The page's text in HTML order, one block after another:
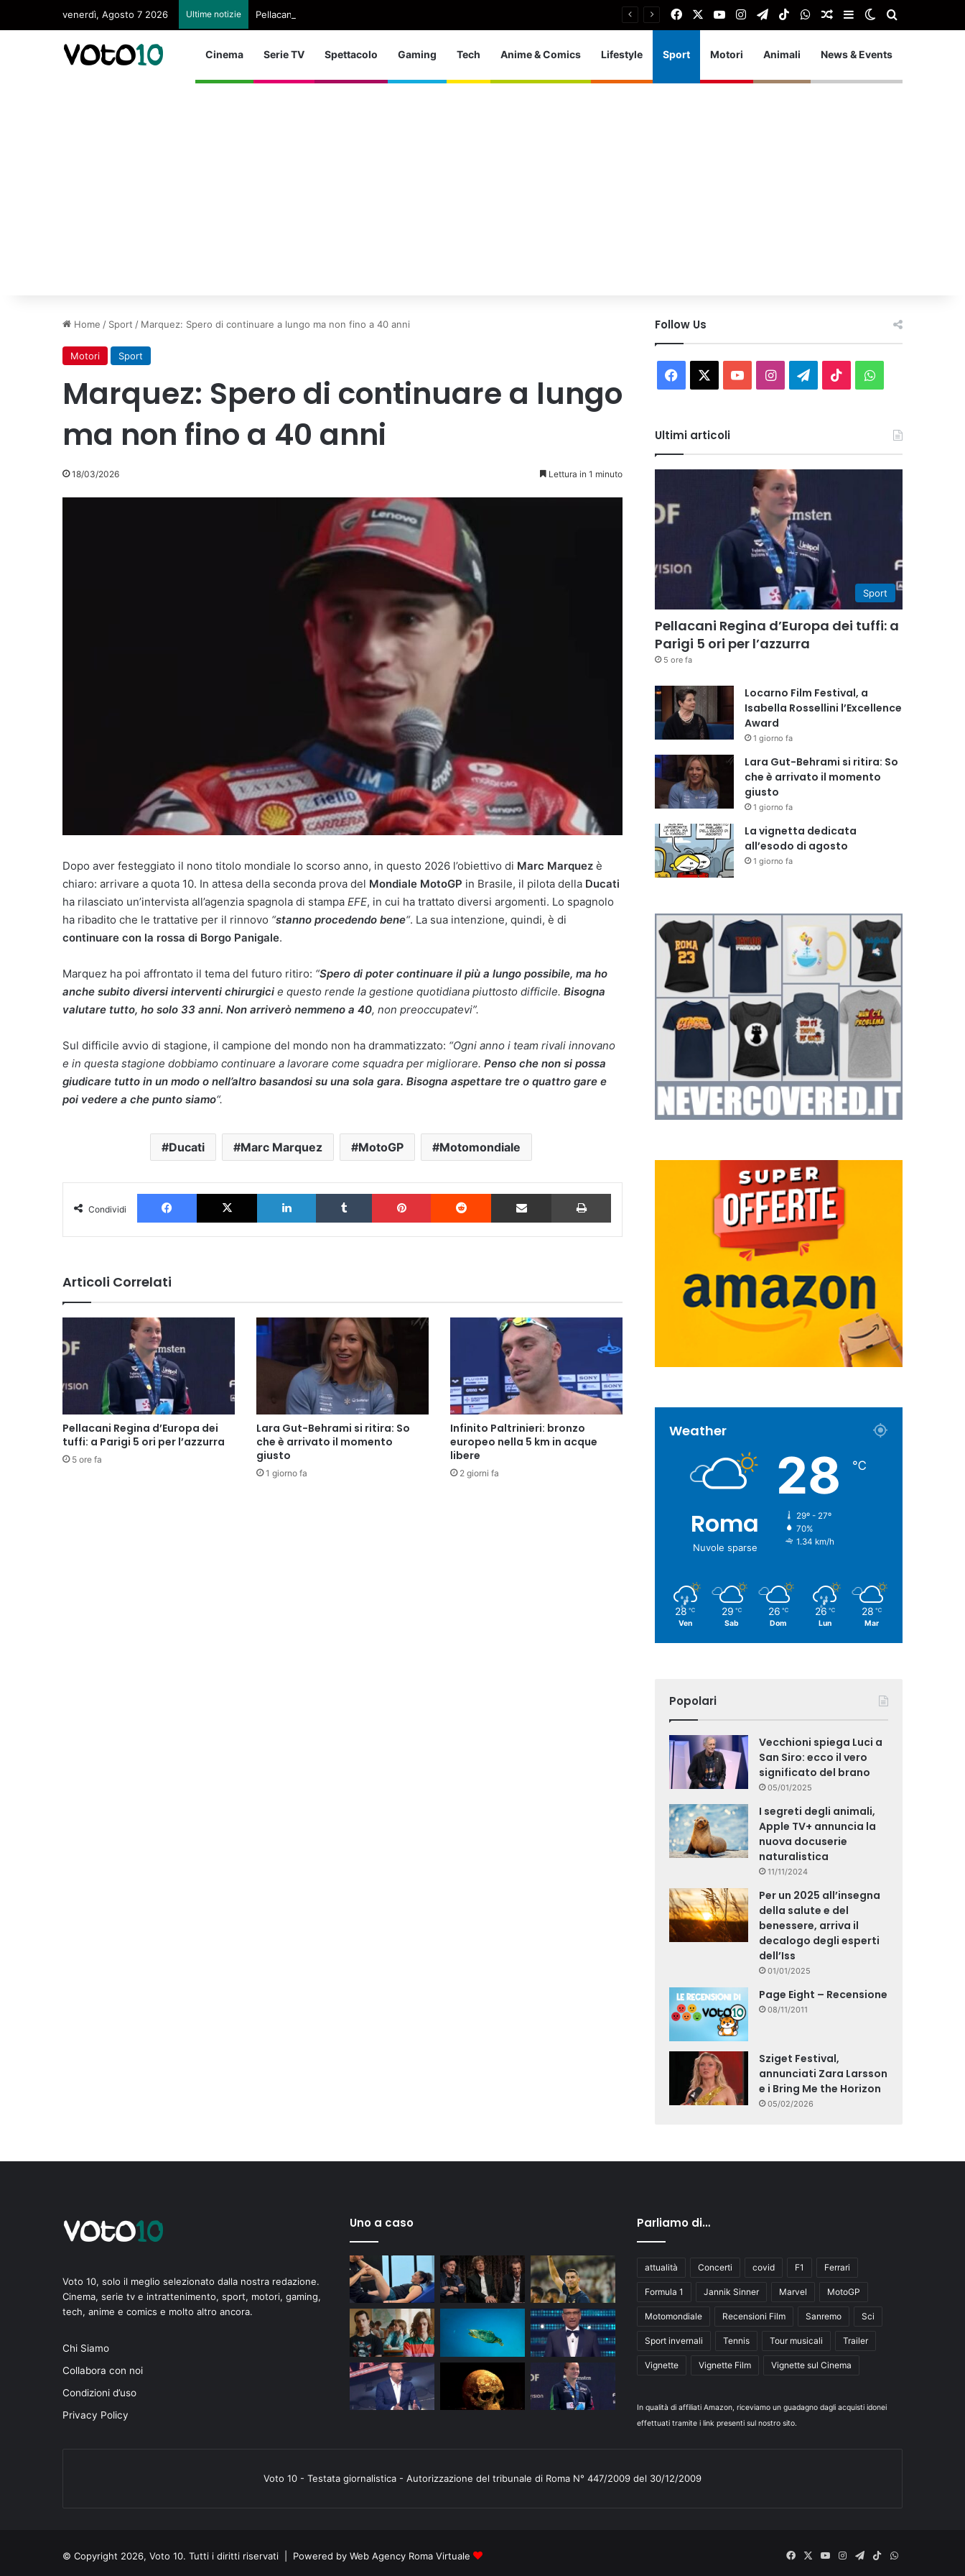
venerdì, Agosto 7 2026 Ultime notizie Pellacani Regina d’Europa dei tuffi: a Parigi 5 ori per l’azzurra FacebookYou TubeInstagram
TelegramTikTokWhatsApp
Articolo Random
Barra laterale
Cambia aspetto
Cinema Serie TV Spettacolo Gaming Tech Anime & Comics Lifestyle Sport Motori Animali News & Events
Home / Sport / Marquez: Spero di continuare a lungo ma non fino a 40 anni
Motori Sport
Marquez: Spero di continuare a lungo
ma non fino a 40 anni
18/03/2026 Lettura in 1 minuto
Dopo aver festeggiato il nono titolo mondiale lo scorso anno, in questo 2026 l’obiettivo di Marc Marquez è
chiaro: arrivare a quota 10. In attesa della seconda prova del Mondiale MotoGP in Brasile, il pilota della Ducati
ha rilasciato un’intervista all’agenzia spagnola di stampa EFE, in cui ha trattato diversi argomenti. Lo spagnolo
ha ribadito che le trattative per il rinnovo “stanno procedendo bene“. La sua intenzione, quindi, è di
continuare con la rossa di Borgo Panigale.
Marquez ha poi affrontato il tema del futuro ritiro: “Spero di poter continuare il più a lungo possibile, ma ho
anche subito diversi interventi chirurgici e questo rende la gestione quotidiana piuttosto difficile. Bisogna
valutare tutto, ho solo 33 anni. Non arriverò nemmeno a 40, non preoccupatevi”.
Sul difficile avvio di stagione, il campione del mondo non ha drammatizzato: “Ogni anno i team rivali innovano
e in questa stagione dobbiamo continuare a lavorare come squadra per migliorare. Penso che non si possa
giudicare tutto in un modo o nell’altro basandosi su una sola gara. Bisogna aspettare tre o quattro gare e
poi vedere a che punto siamo“.
Ducati Marc Marquez MotoGP Motomondiale
Condividi
Facebook X LinkedIn Tumblr Pinterest Reddit Condividi via Email Stampa
Articoli Correlati
Pellacani Regina d’Europa dei
tuffi: a Parigi 5 ori per l’azzurra
5 ore fa
Lara Gut-Behrami si ritira: So
che è arrivato il momento
giusto
1 giorno fa
Infinito Paltrinieri: bronzo
europeo nella 5 km in acque
libere
2 giorni fa
Follow Us
Facebook You InstagramTelegram
TikTokWhatsApp
Ultimi articoli
Sport
Pellacani Regina d’Europa dei tuffi: a
Parigi 5 ori per l’azzurra
5 ore fa
Locarno Film Festival, a
Isabella Rossellini l’Excellence
Award
1 giorno fa
Lara Gut-Behrami si ritira: So
che è arrivato il momento
giusto
1 giorno fa
La vignetta dedicata
all’esodo di agosto
1 giorno fa
Weather
Roma
Nuvole sparse
28 ℃
29º - 27º
70%
1.34 km/h
28 ℃
Ven
29 ℃
Sab
26 ℃
Dom
26 ℃
Lun
28 ℃
Mar
Popolari
Vecchioni spiega Luci a
San Siro: ecco il vero
significato del brano
05/01/2025
I segreti degli animali,
Apple TV+ annuncia la
nuova docuserie
naturalistica
11/11/2024
Per un 2025 all’insegna
della salute e del
benessere, arriva il
decalogo degli esperti
dell’Iss
01/01/2025
Page Eight – Recensione
08/11/2011
Sziget Festival,
annunciati Zara Larsson
e i Bring Me the Horizon
05/02/2026
Voto 10, solo il meglio selezionato dalla nostra redazione.
Cinema, serie tv e intrattenimento, sport, motori, gaming,
tech, anime e comics e molto altro ancora.
Chi Siamo
Collabora con noi
Condizioni d’uso
Privacy Policy
Uno a caso Parliamo di…
attualità Concerti covid F1 Ferrari
Formula 1 Jannik Sinner Marvel MotoGP
Motomondiale Recensioni Film Sanremo Sci
Sport invernali Tennis Tour musicali Trailer
Vignette Vignette Film Vignette sul Cinema
In qualità di affiliati Amazon, riceviamo un guadagno dagli acquisti idonei
effettuati tramite i link presenti sul nostro sito.
Voto 10 - Testata giornalistica - Autorizzazione del tribunale di Roma N° 447/2009 del 30/12/2009
© Copyright 2026, Voto 10. Tutti i diritti riservati | Powered by Web Agency Roma Virtuale Facebook
X
YouInstagram
Telegram
TikTokWhatsApp